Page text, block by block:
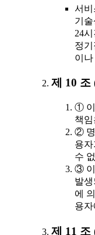
서비
기
24
정
이
제 10 조
① 이
책
② 명
용
수
③ 이
발
에
용
제 11 조